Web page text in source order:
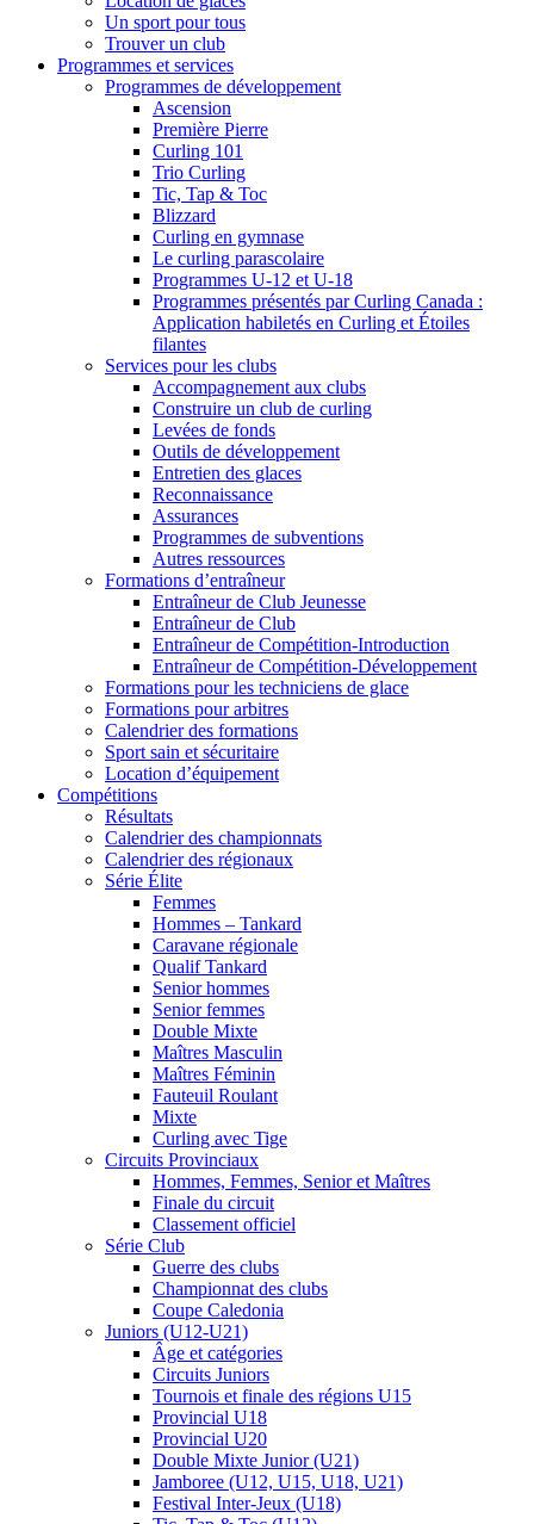
Un sport pour tous
Trouver un club
Programmes et services
Programmes de développement
Ascension
Première Pierre
Curling 101
Trio Curling
Tic, Tap & Toc
Blizzard
Curling en gymnase
Le curling parascolaire
Programmes U-12 et U-18
Programmes présentés par Curling Canada :
Application habiletés en Curling et Étoiles
filantes
Services pour les clubs
Accompagnement aux clubs
Construire un club de curling
Levées de fonds
Outils de développement
Entretien des glaces
Reconnaissance
Assurances
Programmes de subventions
Autres ressources
Formations d’entraîneur
Entraîneur de Club Jeunesse
Entraîneur de Club
Entraîneur de Compétition-Introduction
Entraîneur de Compétition-Développement
Formations pour les techniciens de glace
Formations pour arbitres
Calendrier des formations
Sport sain et sécuritaire
Location d’équipement
Compétitions
Résultats
Calendrier des championnats
Calendrier des régionaux
Série Élite
Femmes
Hommes – Tankard
Caravane régionale
Qualif Tankard
Senior hommes
Senior femmes
Double Mixte
Maîtres Masculin
Maîtres Féminin
Fauteuil Roulant
Mixte
Curling avec Tige
Circuits Provinciaux
Hommes, Femmes, Senior et Maîtres
Finale du circuit
Classement officiel
Série Club
Guerre des clubs
Championnat des clubs
Coupe Caledonia
Juniors (U12-U21)
Âge et catégories
Circuits Juniors
Tournois et finale des régions U15
Provincial U18
Provincial U20
Double Mixte Junior (U21)
Jamboree (U12, U15, U18, U21)
Festival Inter-Jeux (U18)